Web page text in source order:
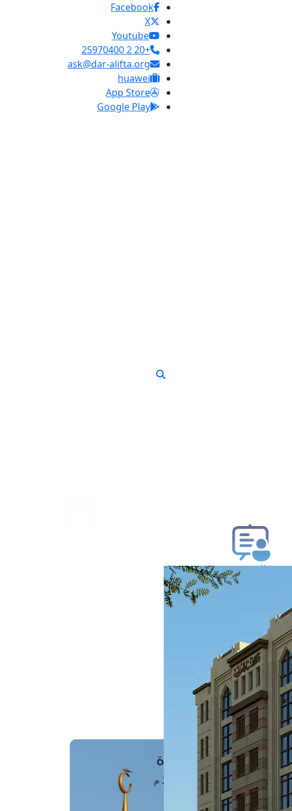
Facebook
X
Youtube
+20 2 25970400
ask@dar-alifta.org
huawei
App Store
Google Play
طلب فتوى
استعلام عن فتوى
حجز موعد
الفتوى الهاتفية
مَواقِيتُ الصَّـــلاة
القاهرة · 06 أغسطس 2026 م
الفجر